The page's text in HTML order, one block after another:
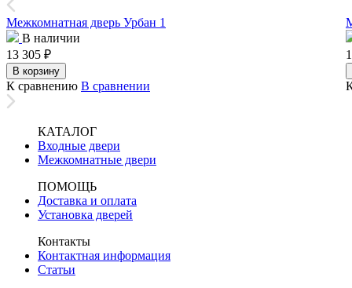
Межкомнатная дверь Урбан 1
В наличии
13 305 ₽
В корзину
К сравнению В сравнении
КАТАЛОГ
Входные двери
Межкомнатные двери
ПОМОЩЬ
Доставка и оплата
Установка дверей
Контакты
Контактная информация
Статьи